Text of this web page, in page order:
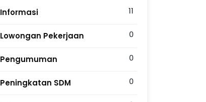
Informasi 11
Lowongan Pekerjaan 0
Pengumuman 0
Peningkatan SDM 0